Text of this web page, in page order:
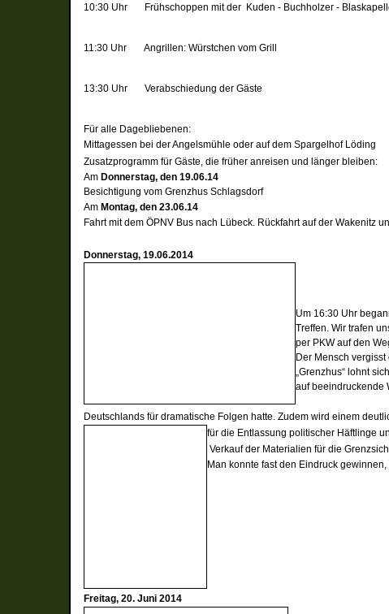
10:30 Uhr Frühschoppen mit der Kuden - Buchholzer -
11:30 UhrAngrillen: Würstchen vom Grill
13:30 UhrVerabschiedung der Gäste
Für alle Dagebliebenen:
Mittagessen bei der Angelsmühle oder auf dem Spargelhof Löding
Zusatzprogramm für Gäste, die früher anreisen und länger bleiben:
AmDonnerstag, den 19.06.14
Besichtigung vom Grenzhus Schlagsdorf
AmMontag, den 23.06.14
Fahrt mit dem ÖPNV Bus nach Lübeck. Rückfahrt auf der Wakenitz
Donnerstag, 19.06.2014
Um 16:30 Uhr
Treffen. Wir trafen
per PKW auf den
Der Mensch
„Grenzhus“ lohnt
auf beeindruckende
Deutschlands für dramatische Folgen hatte. Zudem wird einem
für die Entlassung politischer Häftlinge
Verkauf der Materialien für die
Man konnte fast den Eindruck
Freitag, 20. Juni 2014